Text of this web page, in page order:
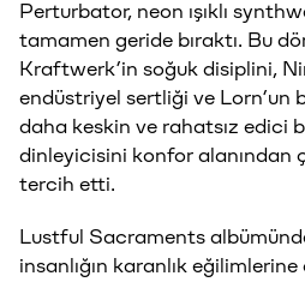
Perturbator, neon ışıklı
tamamen geride bıraktı. Bu
Kraftwerk’in soğuk disiplini,
endüstriyel sertliği ve Lorn’un
daha keskin ve rahatsız edici
dinleyicisini konfor alanından
tercih etti.
Lustful Sacraments
insanlığın karanlık